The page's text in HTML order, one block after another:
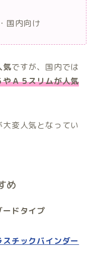
国内向け
気ですが、国内では
Ａ５スリムが人気
変人気となってい
め
ードタイプ
チックバインダー